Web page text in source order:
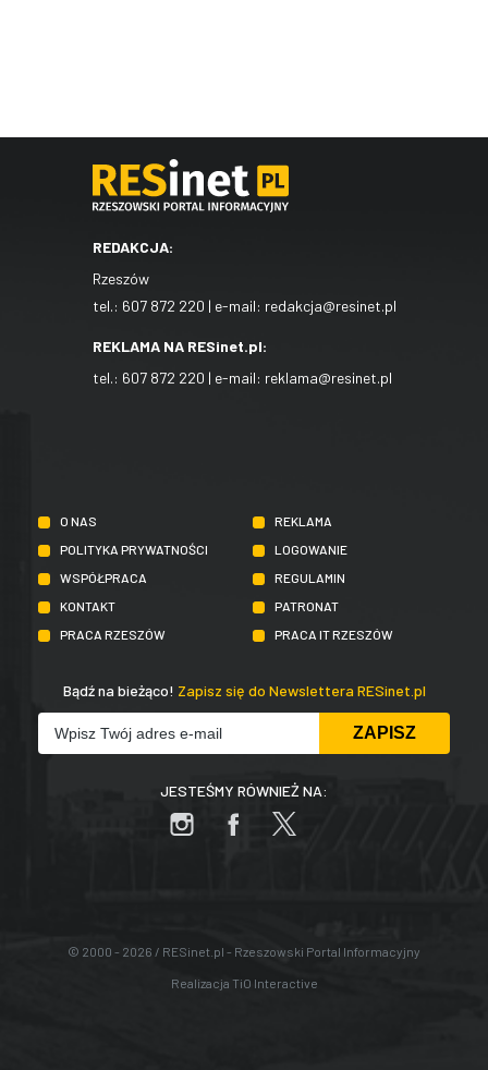
REDAKCJA:
Rzeszów
tel.: 607 872 220 | e-mail: redakcja@resinet.pl
REKLAMA NA RESinet.pl:
tel.: 607 872 220 | e-mail: reklama@resinet.pl
O NAS
REKLAMA
POLITYKA PRYWATNOŚCI
LOGOWANIE
WSPÓŁPRACA
REGULAMIN
KONTAKT
PATRONAT
PRACA RZESZÓW
PRACA IT RZESZÓW
Bądź na bieżąco! Zapisz się do Newslettera RESinet.pl
JESTEŚMY RÓWNIEŻ NA:
© 2000 - 2026 / RESinet.pl - Rzeszowski Portal Informacyjny
Realizacja TiO Interactive